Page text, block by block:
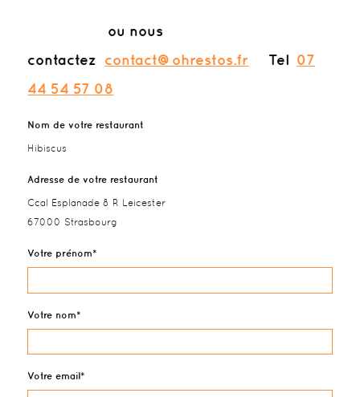
ou nous
contactez contact@ohrestos.fr Tel 07
44 54 57 08
Nom de votre restaurant
Hibiscus
Adresse de votre restaurant
Ccal Esplanade 8 R Leicester
67000 Strasbourg
Votre prénom
Votre nom
Votre email